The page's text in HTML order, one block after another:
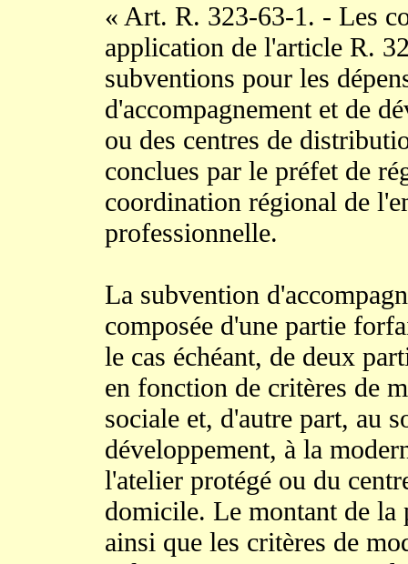
« Art. R. 323-63-1. - Les
application de l'article R.
subventions pour les
d'accompagnement et de
ou des centres de
conclues par le préfet de
coordination régional de
professionnelle.
La subvention
composée d'une partie
le cas échéant, de deux
en fonction de critères de
sociale et, d'autre part, au
développement, à la
l'atelier protégé ou du
domicile. Le montant de
ainsi que les critères de